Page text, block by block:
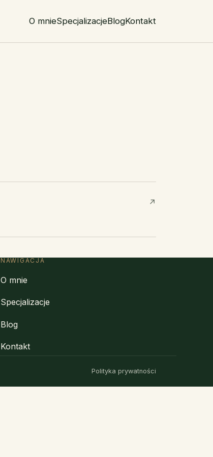
O mnieSpecjalizacjeBlogKontakt
↗
NAWIGACJA
O mnie
Specjalizacje
Blog
Kontakt
Polityka prywatności